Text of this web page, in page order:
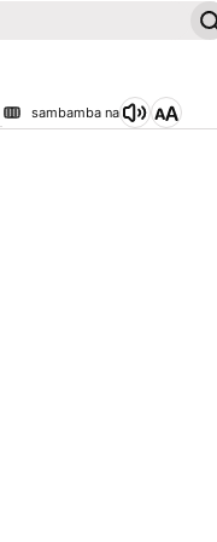
sambamba na